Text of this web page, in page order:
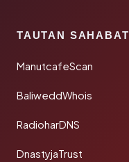
TAUTAN SAHABAT
ManutcafeScan
BaliweddWhois
RadioharDNS
DnastyjaTrust